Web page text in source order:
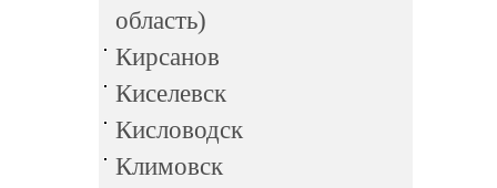
область)
Кирсанов
Киселевск
Кисловодск
Климовск